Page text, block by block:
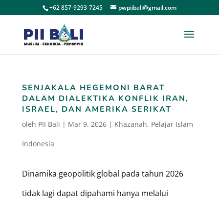
+62 857-9293-7245 pwpiibali@gmail.com
SENJAKALA HEGEMONI BARAT
DALAM DIALEKTIKA KONFLIK IRAN,
ISRAEL, DAN AMERIKA SERIKAT
oleh PII Bali | Mar 9, 2026| Khazanah, Pelajar Islam
Indonesia
Dinamika geopolitik global pada tahun 2026
tidak lagi dapat dipahami hanya melalui